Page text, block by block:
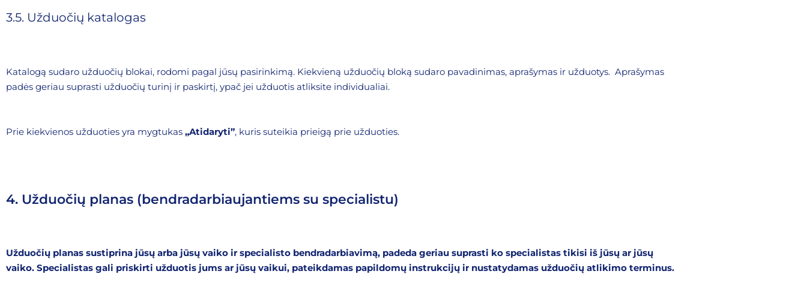
3.5. Užduočių katalogas
Katalogą sudaro užduočių blokai, rodomi pagal jūsų pasirinkimą. Kiekvieną užduočių bloką sudaro pavadinimas, aprašymas ir užduotys. Aprašymas
padės geriau suprasti užduočių turinį ir paskirtį, ypač jei užduotis atliksite individualiai.
Prie kiekvienos užduoties yra mygtukas „Atidaryti”, kuris suteikia prieigą prie užduoties.
4. Užduočių planas (bendradarbiaujantiems su specialistu)
Užduočių planas sustiprina jūsų arba jūsų vaiko ir specialisto bendradarbiavimą, padeda geriau suprasti ko specialistas tikisi iš jūsų ar jūsų
vaiko. Specialistas gali priskirti užduotis jums ar jūsų vaikui, pateikdamas papildomų instrukcijų ir nustatydamas užduočių atlikimo terminus.